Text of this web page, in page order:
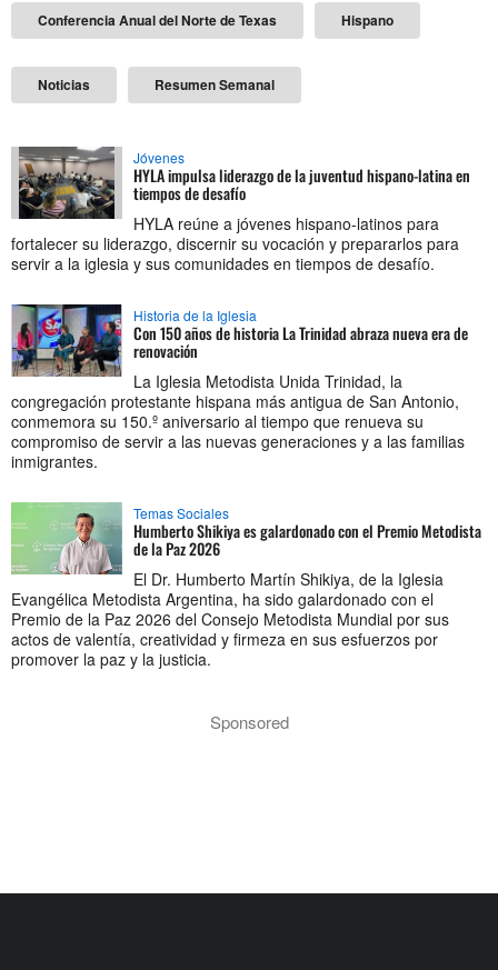
Conferencia Anual del Norte de Texas Hispano
Noticias Resumen Semanal
Jóvenes
HYLA impulsa liderazgo de la juventud hispano-latina en
tiempos de desafío
HYLA reúne a jóvenes hispano-latinos para
fortalecer su liderazgo, discernir su vocación y prepararlos para
servir a la iglesia y sus comunidades en tiempos de desafío.
Historia de la Iglesia
Con 150 años de historia La Trinidad abraza nueva era de
renovación
La Iglesia Metodista Unida Trinidad, la
congregación protestante hispana más antigua de San Antonio,
conmemora su 150.º aniversario al tiempo que renueva su
compromiso de servir a las nuevas generaciones y a las familias
inmigrantes.
Temas Sociales
Humberto Shikiya es galardonado con el Premio Metodista
de la Paz 2026
El Dr. Humberto Martín Shikiya, de la Iglesia
Evangélica Metodista Argentina, ha sido galardonado con el
Premio de la Paz 2026 del Consejo Metodista Mundial por sus
actos de valentía, creatividad y firmeza en sus esfuerzos por
promover la paz y la justicia.
Sponsored